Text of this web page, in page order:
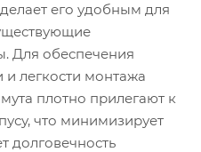
его удобным для
Для обеспечения
легкости монтажа
плотно прилегают к
что минимизирует
долговечность